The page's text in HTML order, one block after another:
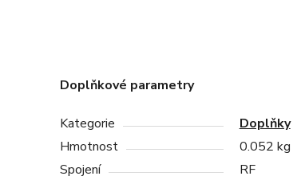
Doplňkové parametry
Kategorie
Doplňky
Hmotnost
0.052 kg
Spojení
RF